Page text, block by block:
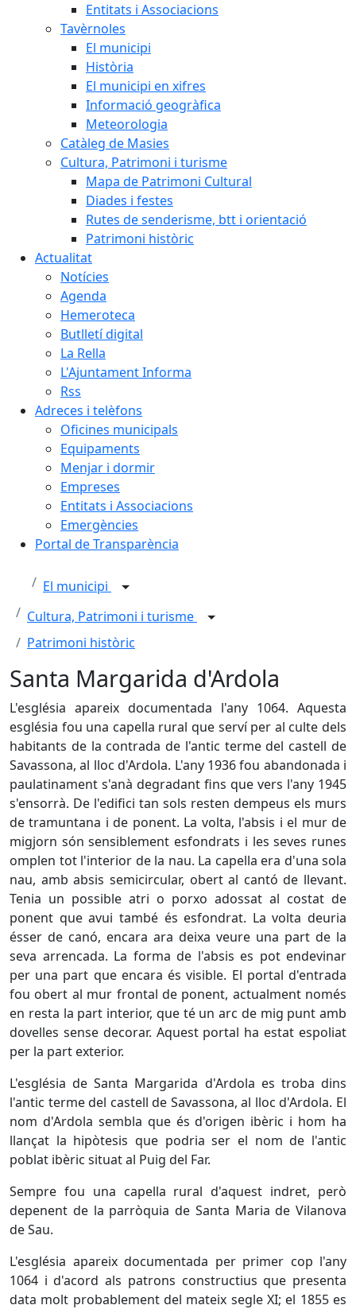
Entitats i Associacions
Tavèrnoles
El municipi
Història
El municipi en xifres
Informació geogràfica
Meteorologia
Catàleg de Masies
Cultura, Patrimoni i turisme
Mapa de Patrimoni Cultural
Diades i festes
Rutes de senderisme, btt i orientació
Patrimoni històric
Actualitat
Notícies
Agenda
Hemeroteca
Butlletí digital
La Rella
L'Ajuntament Informa
Rss
Adreces i telèfons
Oficines municipals
Equipaments
Menjar i dormir
Empreses
Entitats i Associacions
Emergències
Portal de Transparència
El municipi
Cultura, Patrimoni i turisme
Patrimoni històric
Santa Margarida d'Ardola
L'església apareix documentada l'any 1064. Aquesta
església fou una capella rural que serví per al culte dels
habitants de la contrada de l'antic terme del castell de
Savassona, al lloc d'Ardola. L'any 1936 fou abandonada i
paulatinament s'anà degradant fins que vers l'any 1945
s'ensorrà. De l'edifici tan sols resten dempeus els murs
de tramuntana i de ponent. La volta, l'absis i el mur de
migjorn són sensiblement esfondrats i les seves runes
omplen tot l'interior de la nau. La capella era d'una sola
nau, amb absis semicircular, obert al cantó de llevant.
Tenia un possible atri o porxo adossat al costat de
ponent que avui també és esfondrat. La volta deuria
ésser de canó, encara ara deixa veure una part de la
seva arrencada. La forma de l'absis es pot endevinar
per una part que encara és visible. El portal d'entrada
fou obert al mur frontal de ponent, actualment només
en resta la part interior, que té un arc de mig punt amb
dovelles sense decorar. Aquest portal ha estat espoliat
per la part exterior.
L'església de Santa Margarida d'Ardola es troba dins
l'antic terme del castell de Savassona, al lloc d'Ardola. El
nom d'Ardola sembla que és d'origen ibèric i hom ha
llançat la hipòtesis que podria ser el nom de l'antic
poblat ibèric situat al Puig del Far.
Sempre fou una capella rural d'aquest indret, però
depenent de la parròquia de Santa Maria de Vilanova
de Sau.
L'església apareix documentada per primer cop l'any
1064 i d'acord als patrons constructius que presenta
data molt probablement del mateix segle XI; el 1855 es